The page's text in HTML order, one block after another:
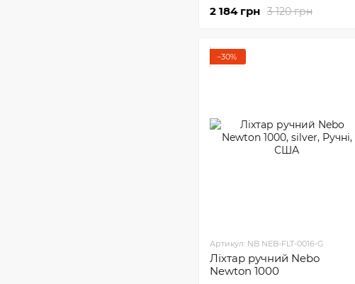
3 120 грн
2 184 грн
−30%
Артикул: NB NEB-FLT-0016-G
Ліхтар ручний Nebo
Newton 1000